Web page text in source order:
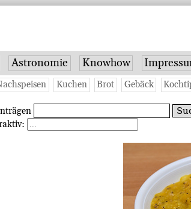
Astronomie Knowhow
Kuchen Brot Gebäck